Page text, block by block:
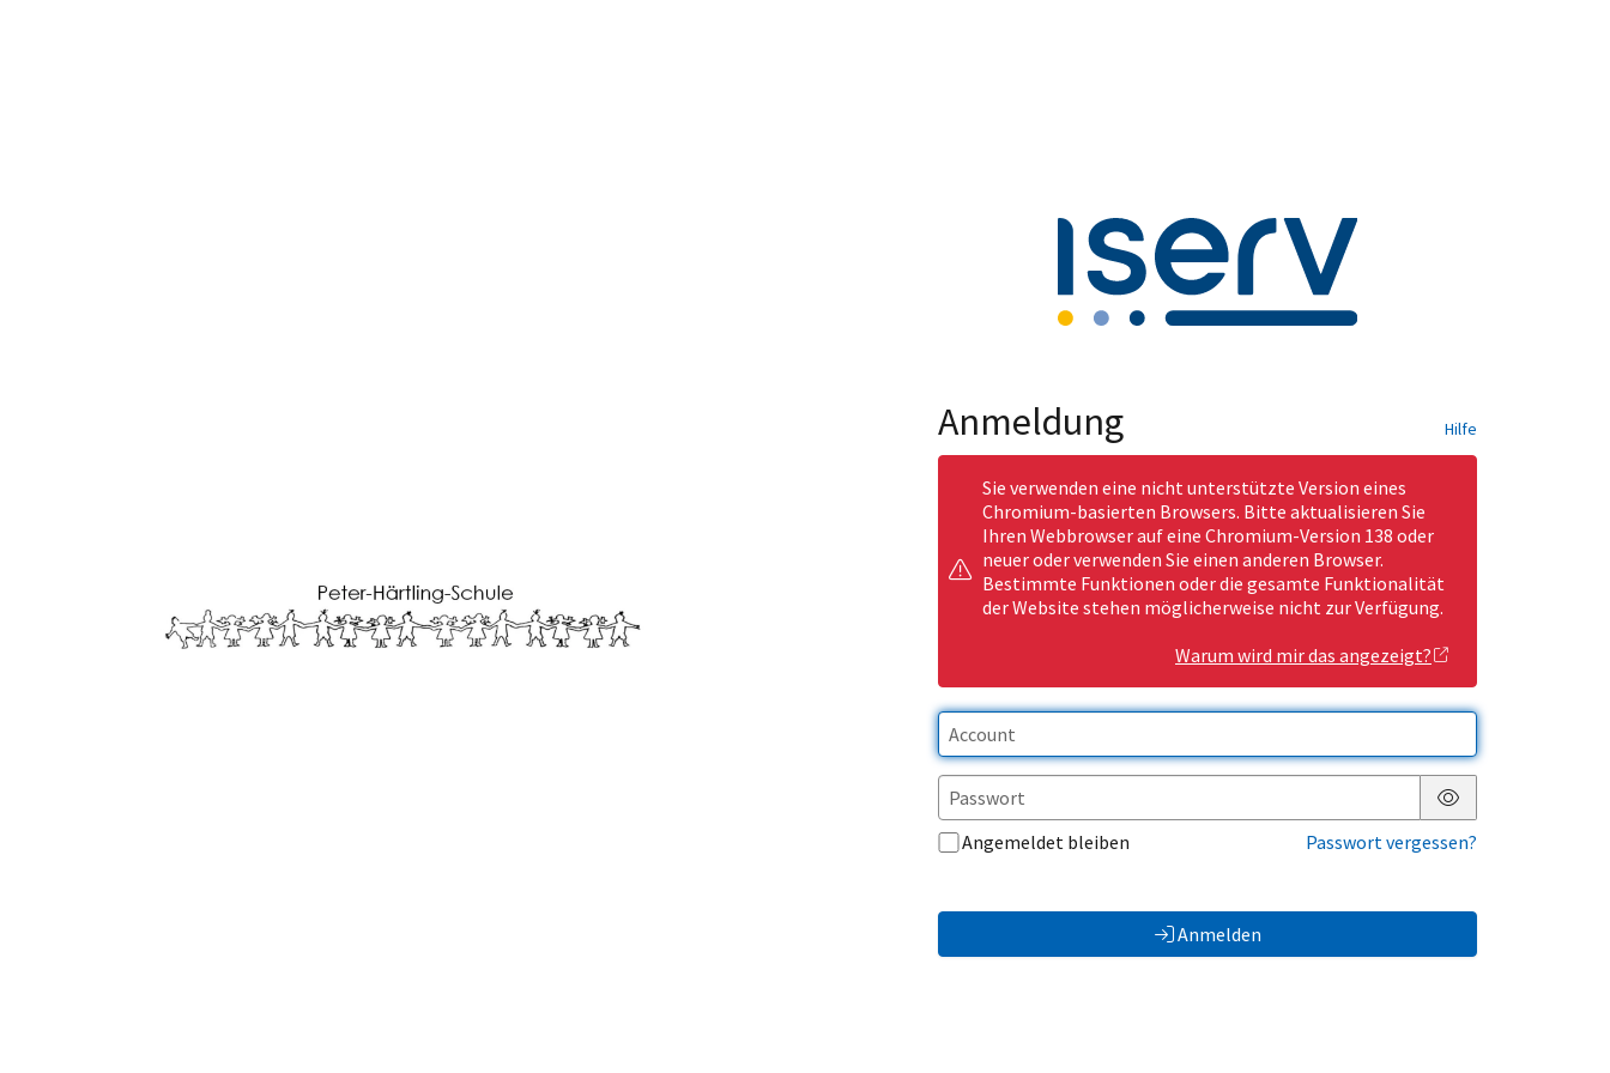
Anmeldung Hilfe
Sie verwenden eine nicht unterstützte Version eines
Chromium-basierten Browsers. Bitte aktualisieren Sie
Ihren Webbrowser auf eine Chromium-Version 138 oder
neuer oder verwenden Sie einen anderen Browser.
Bestimmte Funktionen oder die gesamte Funktionalität
der Website stehen möglicherweise nicht zur Verfügung.
Warum wird mir das angezeigt?
Passwort anzeigen
Angemeldet bleiben
Passwort vergessen?
Anmelden